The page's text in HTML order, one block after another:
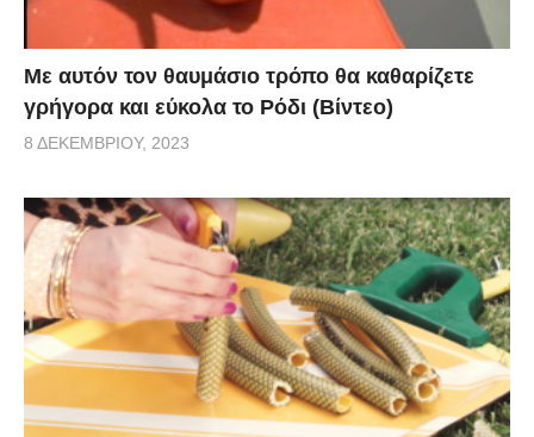
Με αυτόν τον θαυμάσιο τρόπο θα καθαρίζετε
γρήγορα και εύκολα το Ρόδι (Βίντεο)
8 ΔΕΚΕΜΒΡΊΟΥ, 2023